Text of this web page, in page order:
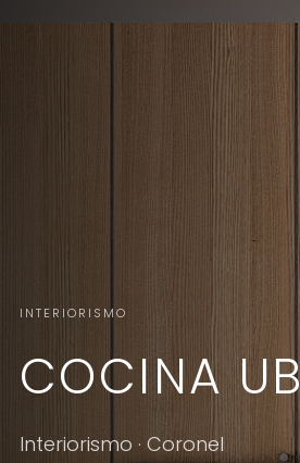
INTERIORISMO
COCINA UB
Interiorismo · Coronel